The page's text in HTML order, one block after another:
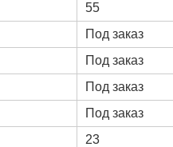
55
Под заказ
Под заказ
Под заказ
Под заказ
23